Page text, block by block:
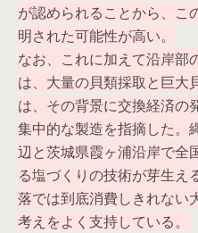
が認められることから、こ
明された可能性が高い。
なお、これに加えて沿岸部
は、大量の貝類採取と巨大
は、その背景に交換経済の
集中的な製造を指摘した。
辺と茨城県霞ヶ浦沿岸で全
る塩づくりの技術が芽生え
落では到底消費しきれない
考えをよく支持している。